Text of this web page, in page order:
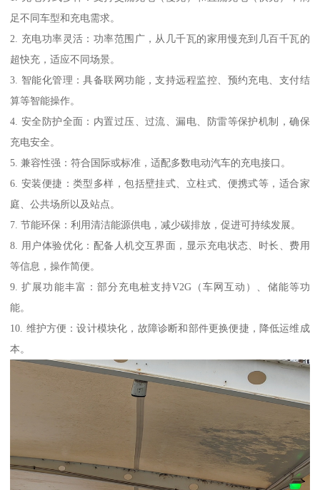
足不同车型和充电需求。
2. 充电功率灵活：功率范围广，从几千瓦的家用慢充到几百千瓦的
超快充，适应不同场景。
3. 智能化管理：具备联网功能，支持远程监控、预约充电、支付结
算等智能操作。
4. 安全防护全面：内置过压、过流、漏电、防雷等保护机制，确保
充电安全。
5. 兼容性强：符合国际或标准，适配多数电动汽车的充电接口。
6. 安装便捷：类型多样，包括壁挂式、立柱式、便携式等，适合家
庭、公共场所以及站点。
7. 节能环保：利用清洁能源供电，减少碳排放，促进可持续发展。
8. 用户体验优化：配备人机交互界面，显示充电状态、时长、费用
等信息，操作简便。
9. 扩展功能丰富：部分充电桩支持V2G（车网互动）、储能等功
能。
10. 维护方便：设计模块化，故障诊断和部件更换便捷，降低运维成
本。